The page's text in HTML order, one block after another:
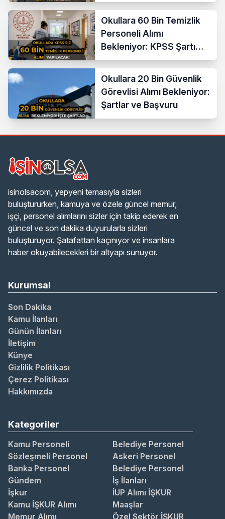
Okullara 60 Bin Temizlik
Personeli Alımı
Bekleniyor: KPSS Şartı
Yok
Okullara 20 Bin Güvenlik
Görevlisi Alımı Bekleniyor:
Şartlar ve Başvuru
isinolsacom, yepyeni temasıyla sizleri
buluştururken, kamuya ve özele güncel memur,
işçi, personel alımlarını sizler için takip ederek en
güncel ve son dakika duyurularla sizleri
buluşturuyor. Şatafattan kaçınıyor ve insanlara
haber okuyabilecekleri bir altyapı sunuyor.
Kurumsal
Son Dakika
Kamu İlanları
Günün İlanları
İletişim
Künye
Gizlilik Politikası
Çerez Politikası
Hakkımızda
Kategoriler
Kamu Personeli
Belediye Personel
Sözleşmeli Personel
Askeri Personel
Banka Personel
Belediye Personel
Gündem
İş İlanları
İşkur
İUP Alımı İŞKUR
Kamu İŞKUR Alımı
Maaşlar
Memur Alımı
Özel Sektör İŞKUR